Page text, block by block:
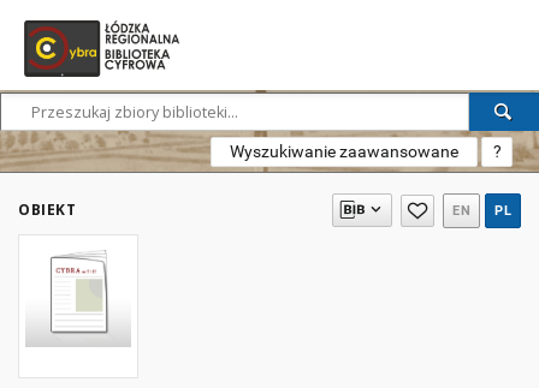
Wyszukiwanie zaawansowane ?
OBIEKT EN PL